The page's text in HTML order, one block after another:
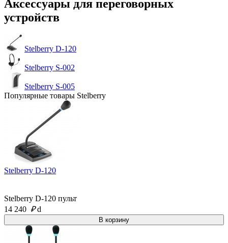
Аксессуары для переговорных
устройств
Stelberry D-120
Stelberry S-002
Stelberry S-005
Популярные товары Stelberry
Stelberry D-120
Stelberry D-120 пульт
14 240 ₽ d